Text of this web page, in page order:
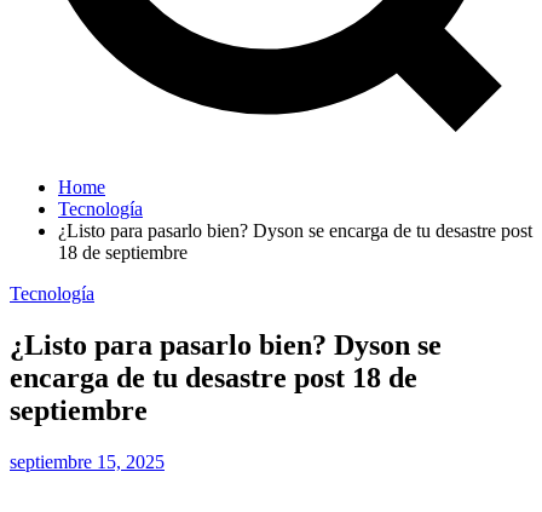
Home
Tecnología
¿Listo para pasarlo bien? Dyson se encarga de tu desastre post
18 de septiembre
Tecnología
¿Listo para pasarlo bien? Dyson se
encarga de tu desastre post 18 de
septiembre
septiembre 15, 2025